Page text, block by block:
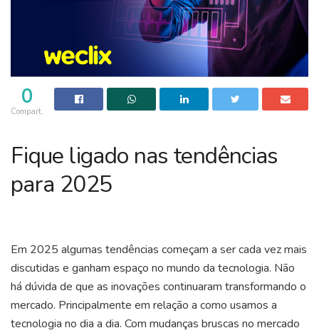
0
Compart.
Fique ligado nas tendências
para 2025
Em 2025 algumas tendências começam a ser cada vez mais
discutidas e ganham espaço no mundo da tecnologia. Não
há dúvida de que as inovações continuaram transformando o
mercado. Principalmente em relação a como usamos a
tecnologia no dia a dia. Com mudanças bruscas no mercado